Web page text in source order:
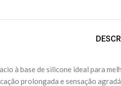
à base de silicone ideal para
prolongada e sensação